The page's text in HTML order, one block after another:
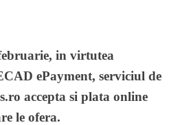
in virtutea
ePayment, serviciul de
accepta si plata online
le ofera.